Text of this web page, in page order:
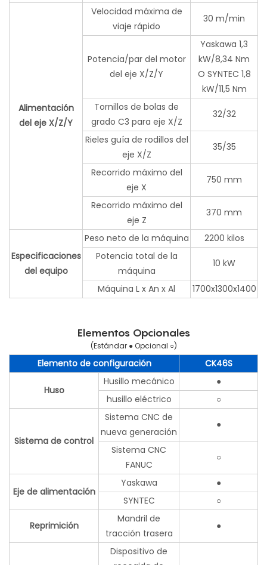
Alimentación
del eje X/Z/Y
Velocidad máxima de
viaje rápido
30 m/min
Potencia/par del motor
del eje X/Z/Y
Yaskawa 1,3
kW/8,34 Nm
O SYNTEC 1,8
kW/11,5 Nm
Tornillos de bolas de
grado C3 para eje X/Z
32/32
Rieles guía de rodillos del
eje X/Z
35/35
Recorrido máximo del
eje X
750 mm
Recorrido máximo del
eje Z
370 mm
Especificaciones
del equipo
Peso neto de la máquina
2200 kilos
Potencia total de la
máquina
10 kW
Máquina L x An x Al 1700x1300x1400
Elementos Opcionales
(Estándar ● Opcional ○)
Elemento de configuración CK46S
Huso
Husillo mecánico
●
husillo eléctrico
○
Sistema de control
Sistema CNC de
nueva generación
●
Sistema CNC
FANUC
○
Eje de alimentación
Yaskawa
●
SYNTEC
○
Reprimición
Mandril de
tracción trasera
●
Dispositivo de